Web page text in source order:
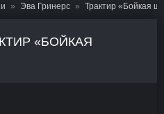
Эва Гринерс Трактир «Бойкая
«БОЙКАЯ